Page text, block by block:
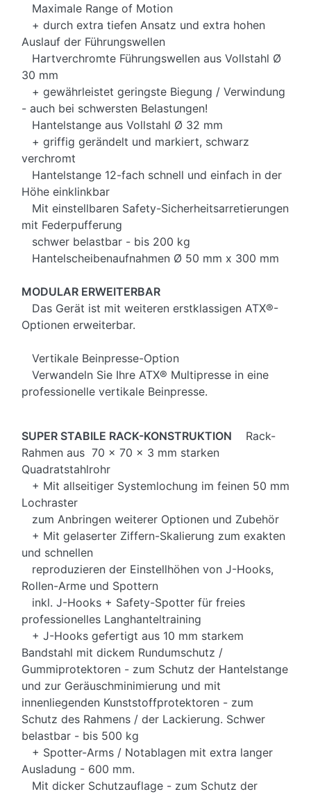
Maximale Range of Motion
+ durch extra tiefen Ansatz und extra hohen
Auslauf der Führungswellen
Hartverchromte Führungswellen aus Vollstahl Ø
30 mm
+ gewährleistet geringste Biegung / Verwindung
- auch bei schwersten Belastungen!
Hantelstange aus Vollstahl Ø 32 mm
+ griffig gerändelt und markiert, schwarz
verchromt
Hantelstange 12-fach schnell und einfach in der
Höhe einklinkbar
Mit einstellbaren Safety-Sicherheitsarretierungen
mit Federpufferung
schwer belastbar - bis 200 kg
Hantelscheibenaufnahmen Ø 50 mm x 300 mm
MODULAR ERWEITERBAR
Das Gerät ist mit weiteren erstklassigen ATX®-
Optionen erweiterbar.
Vertikale Beinpresse-Option
Verwandeln Sie Ihre ATX® Multipresse in eine
professionelle vertikale Beinpresse.
SUPER STABILE RACK-KONSTRUKTION Rack-
Rahmen aus 70 x 70 x 3 mm starken
Quadratstahlrohr
+ Mit allseitiger Systemlochung im feinen 50 mm
Lochraster
zum Anbringen weiterer Optionen und Zubehör
+ Mit gelaserter Ziffern-Skalierung zum exakten
und schnellen
reproduzieren der Einstellhöhen von J-Hooks,
Rollen-Arme und Spottern
inkl. J-Hooks + Safety-Spotter für freies
professionelles Langhanteltraining
+ J-Hooks gefertigt aus 10 mm starkem
Bandstahl mit dickem Rundumschutz /
Gummiprotektoren - zum Schutz der Hantelstange
und zur Geräuschminimierung und mit
innenliegenden Kunststoffprotektoren - zum
Schutz des Rahmens / der Lackierung. Schwer
belastbar - bis 500 kg
+ Spotter-Arms / Notablagen mit extra langer
Ausladung - 600 mm.
Mit dicker Schutzauflage - zum Schutz der